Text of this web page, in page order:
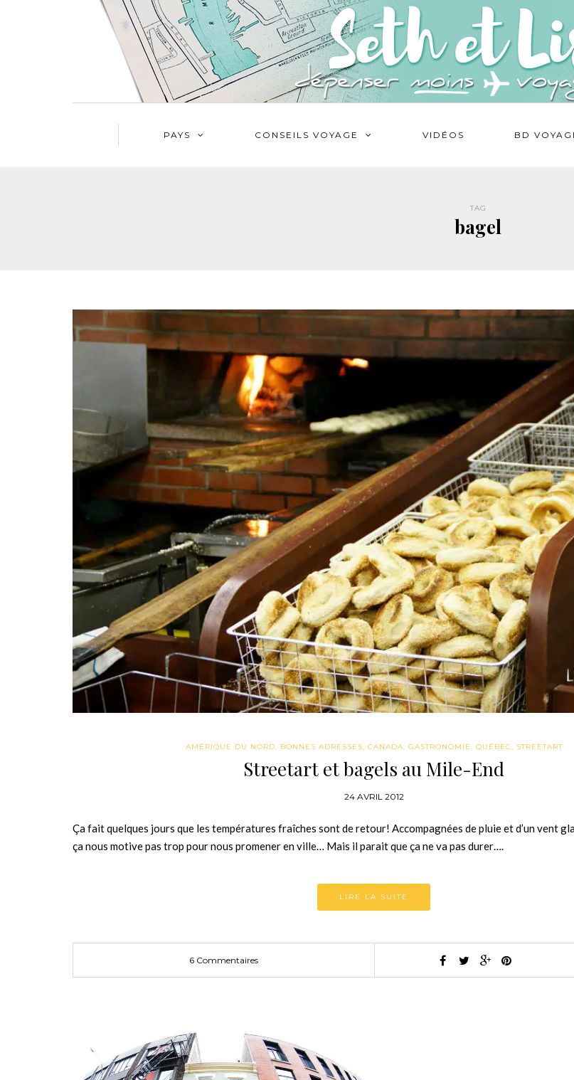
PAYS CONSEILS VOYAGE VIDÉOS BD
TAG
bagel
AMÉRIQUE DU NORD, BONNES ADRESSES, CANADA, GASTRONOMIE, QUÉBEC, STREETART
Streetart et bagels au Mile-End
24 AVRIL 2012
Ça fait quelques jours que les températures fraîches sont de retour! Accompagnées de pluie et d’un vent
ça nous motive pas trop pour nous promener en ville… Mais il parait que ça ne va pas durer….
LIRE LA SUITE
6 Commentaires